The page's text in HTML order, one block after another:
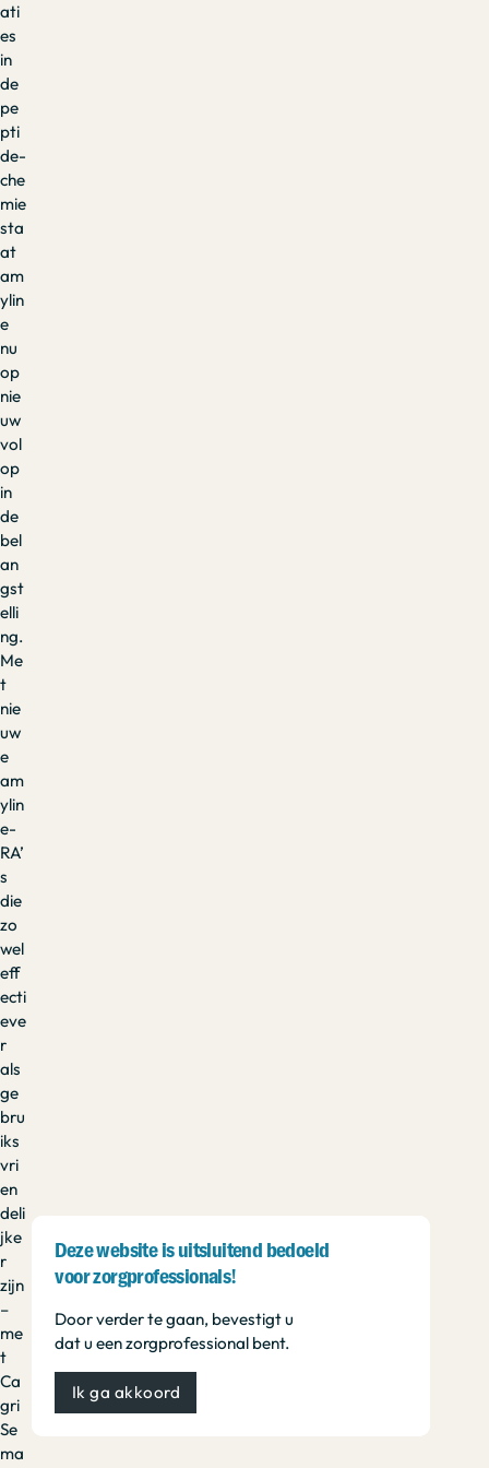
ati
es
in
de
pe
pti
de-
che
mie
sta
at
am
ylin
e
nu
op
nie
uw
vol
op
in
de
bel
an
gst
elli
ng.
Me
t
nie
uw
e
am
ylin
e-
RA’
s
die
zo
wel
eff
ecti
eve
r
als
ge
bru
iks
vri
en
deli
jke
r
zijn
–
me
t
Ca
gri
Se
ma
Deze website is uitsluitend bedoeld
voor zorgprofessionals!
Door verder te gaan, bevestigt u
dat u een zorgprofessional bent.
Ik ga akkoord